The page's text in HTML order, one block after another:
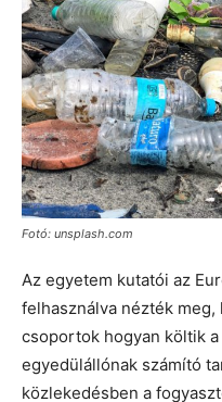
Fotó: unsplash.com
Az egyetem kutatói az
felhasználva nézték
csoportok hogyan költik
egyedülállónak számító
közlekedésben a